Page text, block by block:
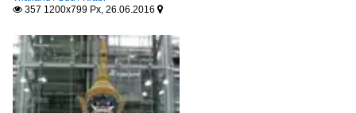
 357 1200x799 Px, 26.06.2016 